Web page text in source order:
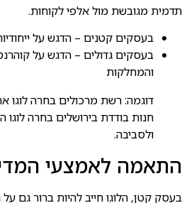
תדמית מגובשת מול אלפי לקוחות.
בעסקים קטנים – הדגש על
בעסקים גדולים – הדגש על
והמחלקות
דוגמה: רשת מרכולים בחרה לוגו
חנות בודדת בירושלים בחרה
ולסביבה.
התאמה לאמצעי
בעסק קטן, הלוגו חייב להיות ברור גם